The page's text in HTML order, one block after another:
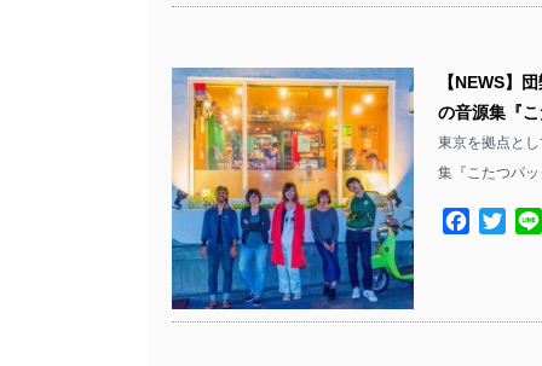
【NEWS】
の音源集『
東京を拠点と
集『こたつパ